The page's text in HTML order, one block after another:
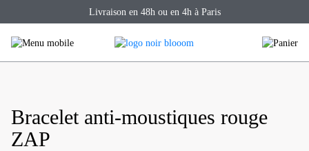
Livraison en 48h ou en 4h à Paris
Bracelet anti-moustiques rouge
ZAP